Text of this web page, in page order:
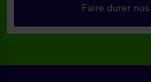
Faire durer